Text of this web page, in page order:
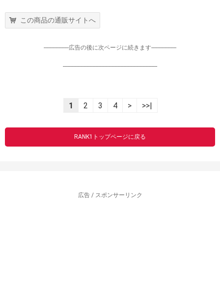
この商品の通販サイトへ
-----------------広告の後に次ページに続きます-----------------
----------------------------------------------------------------
1 2 3 4 > >>|
RANK1トップページに戻る
広告 / スポンサーリンク